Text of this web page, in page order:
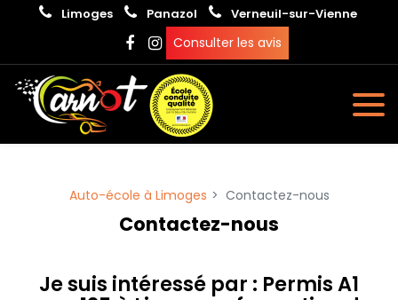
Limoges Panazol Verneuil-sur-Vienne
Consulter les avis
Auto-école à Limoges Contactez-nous
Contactez-nous
Je suis intéressé par : Permis A1
Panneau de gestion des cookies